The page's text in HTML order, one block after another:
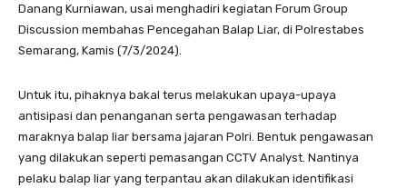
Danang Kurniawan, usai menghadiri kegiatan Forum Group
Discussion membahas Pencegahan Balap Liar, di Polrestabes
Semarang, Kamis (7/3/2024).
Untuk itu, pihaknya bakal terus melakukan upaya-upaya
antisipasi dan penanganan serta pengawasan terhadap
maraknya balap liar bersama jajaran Polri. Bentuk pengawasan
yang dilakukan seperti pemasangan CCTV Analyst. Nantinya
pelaku balap liar yang terpantau akan dilakukan identifikasi